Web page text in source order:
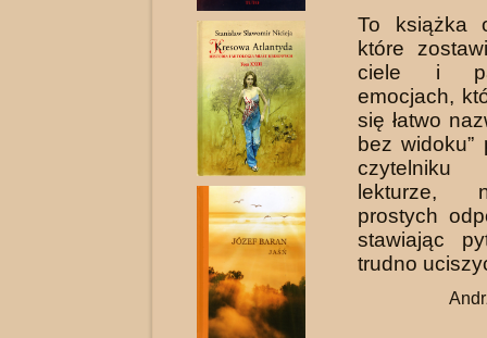
To książka
które
ciele i
emocjach,
się łatwo
bez widoku”
czytelniku
lekturze,
prostych
stawiając
trudno